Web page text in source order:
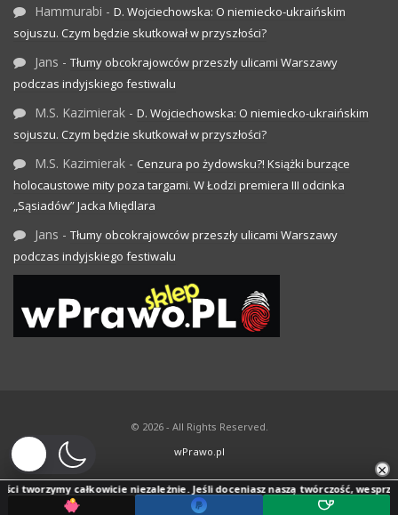
Hammurabi - D. Wojciechowska: O niemiecko-ukraińskim
sojuszu. Czym będzie skutkował w przyszłości?
Jans - Tłumy obcokrajowców przeszły ulicami Warszawy
podczas indyjskiego festiwalu
M.S. Kazimierak - D. Wojciechowska: O niemiecko-ukraińskim
sojuszu. Czym będzie skutkował w przyszłości?
M.S. Kazimierak - Cenzura po żydowsku?! Książki burzące
holocaustowe mity poza targami. W Łodzi premiera III odcinka
„Sąsiadów” Jacka Międlara
Jans - Tłumy obcokrajowców przeszły ulicami Warszawy
podczas indyjskiego festiwalu
© 2026 - All Rights Reserved.
wPrawo.pl
×
tworzymy całkowicie niezależnie. Jeśli doceniasz naszą twórczość, wesprzyj